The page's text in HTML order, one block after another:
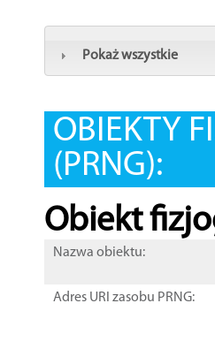
Pokaż wszystkie
OBIEKTY
(PRNG):
Obiekt
Nazwa obiektu:
Adres URI zasobu PRNG: